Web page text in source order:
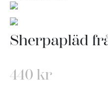
Sherpapläd
440 kr